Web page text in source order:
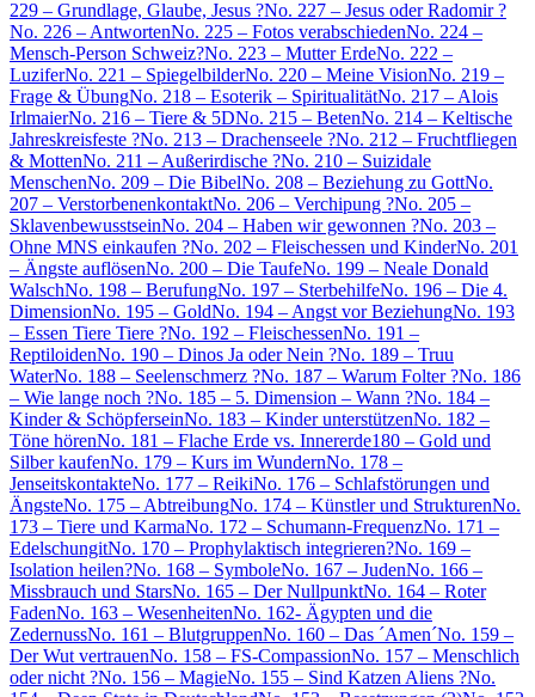
229 – Grundlage, Glaube, Jesus ?No. 227 – Jesus oder Radomir ?
No. 226 – AntwortenNo. 225 – Fotos verabschiedenNo. 224 –
Mensch-Person Schweiz?No. 223 – Mutter ErdeNo. 222 –
LuziferNo. 221 – SpiegelbilderNo. 220 – Meine VisionNo. 219 –
Frage & ÜbungNo. 218 – Esoterik – SpiritualitätNo. 217 – Alois
IrlmaierNo. 216 – Tiere & 5DNo. 215 – BetenNo. 214 – Keltische
Jahreskreisfeste ?No. 213 – Drachenseele ?No. 212 – Fruchtfliegen
& MottenNo. 211 – Außerirdische ?No. 210 – Suizidale
MenschenNo. 209 – Die BibelNo. 208 – Beziehung zu GottNo.
207 – VerstorbenenkontaktNo. 206 – Verchipung ?No. 205 –
SklavenbewusstseinNo. 204 – Haben wir gewonnen ?No. 203 –
Ohne MNS einkaufen ?No. 202 – Fleischessen und KinderNo. 201
– Ängste auflösenNo. 200 – Die TaufeNo. 199 – Neale Donald
WalschNo. 198 – BerufungNo. 197 – SterbehilfeNo. 196 – Die 4.
DimensionNo. 195 – GoldNo. 194 – Angst vor BeziehungNo. 193
– Essen Tiere Tiere ?No. 192 – FleischessenNo. 191 –
ReptiloidenNo. 190 – Dinos Ja oder Nein ?No. 189 – Truu
WaterNo. 188 – Seelenschmerz ?No. 187 – Warum Folter ?No. 186
– Wie lange noch ?No. 185 – 5. Dimension – Wann ?No. 184 –
Kinder & SchöpferseinNo. 183 – Kinder unterstützenNo. 182 –
Töne hörenNo. 181 – Flache Erde vs. Innererde180 – Gold und
Silber kaufenNo. 179 – Kurs im WundernNo. 178 –
JenseitskontakteNo. 177 – ReikiNo. 176 – Schlafstörungen und
ÄngsteNo. 175 – AbtreibungNo. 174 – Künstler und StrukturenNo.
173 – Tiere und KarmaNo. 172 – Schumann-FrequenzNo. 171 –
EdelschungitNo. 170 – Prophylaktisch integrieren?No. 169 –
Isolation heilen?No. 168 – SymboleNo. 167 – JudenNo. 166 –
Missbrauch und StarsNo. 165 – Der NullpunktNo. 164 – Roter
FadenNo. 163 – WesenheitenNo. 162- Ägypten und die
ZedernussNo. 161 – BlutgruppenNo. 160 – Das ´Amen´No. 159 –
Der Wut vertrauenNo. 158 – FS-CompassionNo. 157 – Menschlich
oder nicht ?No. 156 – MagieNo. 155 – Sind Katzen Aliens ?No.